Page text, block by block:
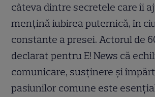
câteva dintre secretele care îi
mențină iubirea puternică, în
constante a presei. Actorul de
declarat pentru E! News că
comunicare, susținere și
pasiunilor comune este